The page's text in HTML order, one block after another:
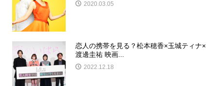
2020.03.05
恋人の携帯を見る？松本穂香×玉城ティナ×
渡邊圭祐 映画...
2022.12.18